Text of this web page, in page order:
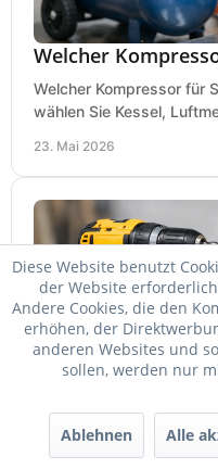
Welcher
Welcher Kompressor für
wählen Sie Kessel,
23. Mai 2026
DeWalt oder
DeWalt oder Bosch
welche Marke bei Akku,
Diese Website benutzt
der Website
Andere Cookies, die den
erhöhen, der
anderen Websites und
sollen, werden nur
Ablehnen Alle